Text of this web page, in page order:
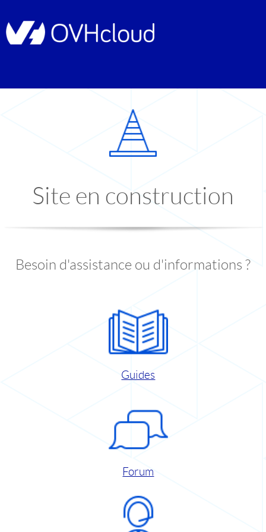
Site en construction
Besoin d'assistance ou d'informations ?
Guides
Forum